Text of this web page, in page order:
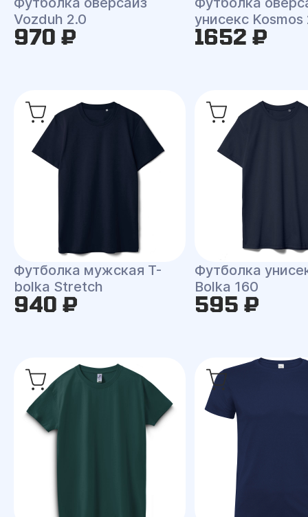
Vozduh 2.0
970 ₽
унисекс Kosmos
1652 ₽
Футболка мужская T-
bolka Stretch
940 ₽
Футболка
Bolka 160
595 ₽